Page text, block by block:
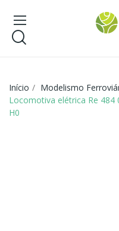
Início Modelismo
Locomotiva elétrica Re 484
H0